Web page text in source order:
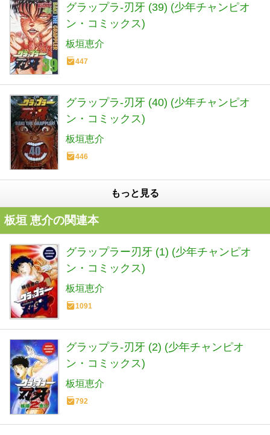
グラップラ-刃牙 (39) (少年チャンピオ
ン・コミックス)
板垣恵介
447
グラップラ-刃牙 (40) (少年チャンピオ
ン・コミックス)
板垣恵介
446
もっと見る
板垣 恵介の関連本
グラップラー刃牙 (1) (少年チャンピオ
ン・コミックス)
板垣恵介
1091
グラップラ-刃牙 (2) (少年チャンピオ
ン・コミックス)
板垣恵介
792